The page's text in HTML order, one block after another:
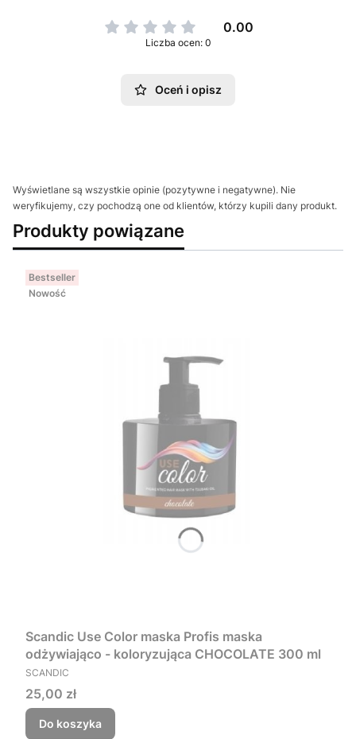
0.00
Liczba ocen: 0
Oceń i opisz
Wyświetlane są wszystkie opinie (pozytywne i negatywne). Nie
weryfikujemy, czy pochodzą one od klientów, którzy kupili dany produkt.
Produkty powiązane
Bestseller
Nowość
Scandic Use Color maska Profis maska
odżywiająco - koloryzująca CHOCOLATE 300 ml
PRODUCENT
SCANDIC
Cena
25,00 zł
Do koszyka